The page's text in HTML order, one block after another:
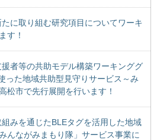
たに取り組む研究項目についてワーキ
す！
援者等の共助モデル構築ワーキンググ
った地域共助型見守りサービス～み
松市で先行展開を行います！
組みを通じたBLEタグを活用した地域
んながみまもり隊」サービス事業に